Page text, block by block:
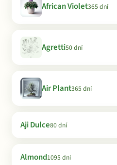
African Violet365 dní
Agretti50 dní
Air Plant365 dní
Aji Dulce80 dní
Almond1095 dní